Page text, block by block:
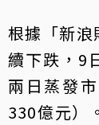
根據「新浪
續下跌，9
兩日蒸發
330億元）